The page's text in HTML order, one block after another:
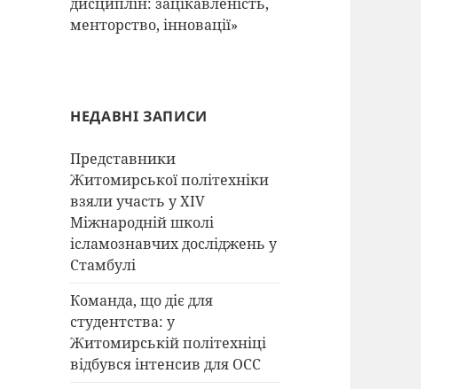
менторство, інновації»
НЕДАВНІ ЗАПИСИ
Представники
Житомирської політехніки
взяли участь у XIV
Міжнародній школі
ісламознавчих досліджень у
Стамбулі
Команда, що діє для
студентства: у
Житомирській політехніці
відбувся інтенсив для ОСС